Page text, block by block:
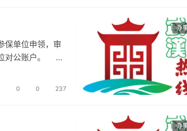
办
保单位申领，审
位对公账户。
0 0 237
办